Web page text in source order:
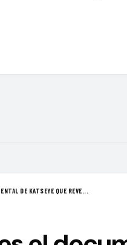
DE KATSEYE QUE REVE...